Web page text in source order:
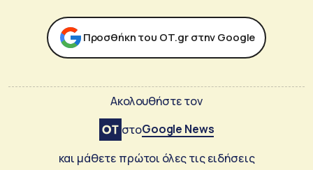
Προσθήκη του ΟΤ.gr στην Google
Ακολουθήστε τον
στοGoogle News
και μάθετε πρώτοι όλες τις ειδήσεις